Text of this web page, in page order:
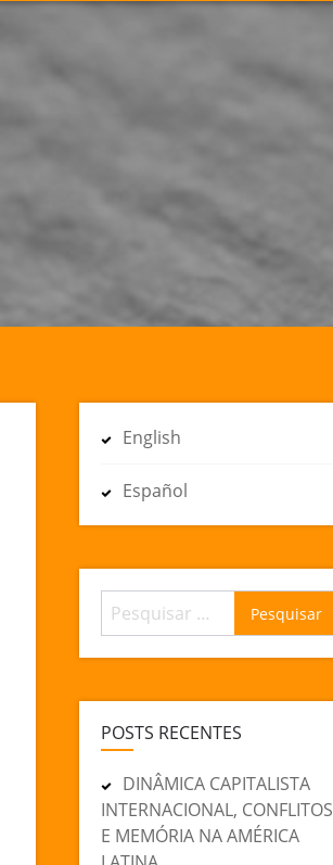
English
Español
Pesquisar
por:
POSTS RECENTES
DINÂMICA CAPITALISTA
INTERNACIONAL, CONFLITOS
E MEMÓRIA NA AMÉRICA